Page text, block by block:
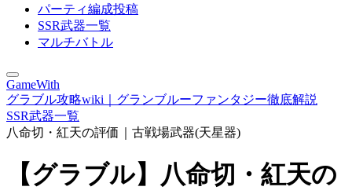
パーティ編成投稿
SSR武器一覧
マルチバトル
GameWith
グラブル攻略wiki｜グランブルーファンタジー徹底解説
SSR武器一覧
八命切・紅天の評価｜古戦場武器(天星器)
【グラブル】八命切・紅天の